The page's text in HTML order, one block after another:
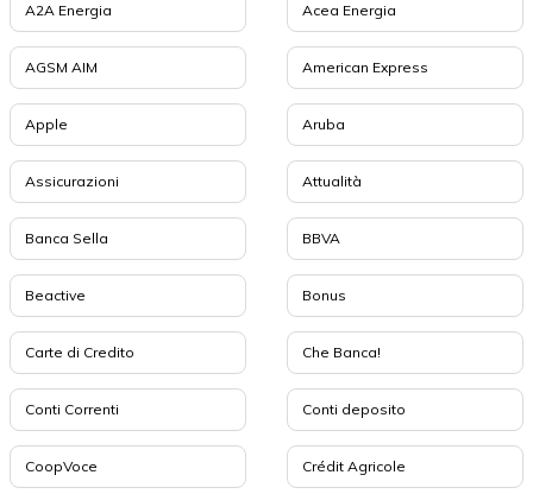
A2A Energia Acea Energia
AGSM AIM American Express
Apple Aruba
Assicurazioni Attualità
Banca Sella BBVA
Beactive Bonus
Carte di Credito Che Banca!
Conti Correnti Conti deposito
CoopVoce Crédit Agricole